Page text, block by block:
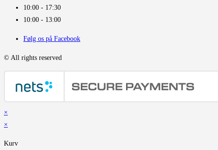
10:00 - 17:30
10:00 - 13:00
Følg os på Facebook
© All rights reserved
×
×
Kurv